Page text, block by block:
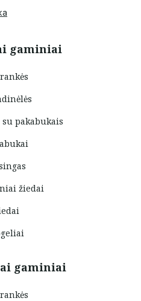
gaminiai
pakabukais
žiedai
gaminiai